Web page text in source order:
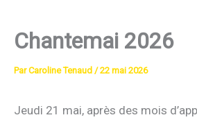
Chantemai 2026
ParCaroline Tenaud /22 mai 2026
Jeudi 21 mai, après des mois